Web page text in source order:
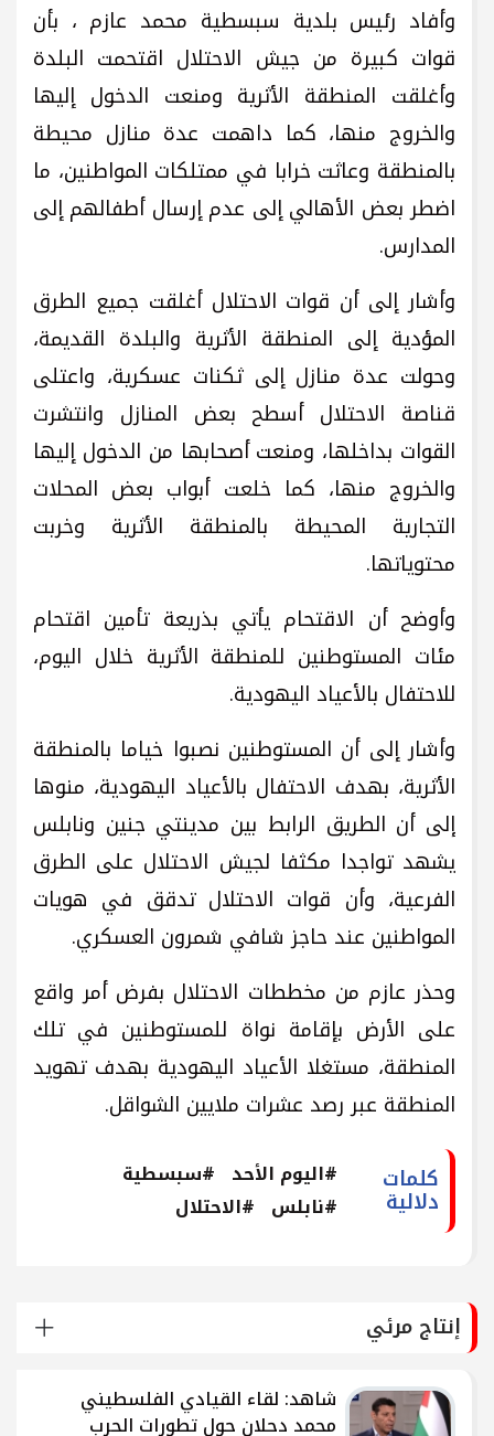
وأفاد رئيس بلدية سبسطية محمد عازم ، بأن
قوات كبيرة من جيش الاحتلال اقتحمت البلدة
وأغلقت المنطقة الأثرية ومنعت الدخول إليها
والخروج منها، كما داهمت عدة منازل محيطة
بالمنطقة وعاثت خرابا في ممتلكات المواطنين، ما
اضطر بعض الأهالي إلى عدم إرسال أطفالهم إلى
المدارس.
وأشار إلى أن قوات الاحتلال أغلقت جميع الطرق
المؤدية إلى المنطقة الأثرية والبلدة القديمة،
وحولت عدة منازل إلى ثكنات عسكرية، واعتلى
قناصة الاحتلال أسطح بعض المنازل وانتشرت
القوات بداخلها، ومنعت أصحابها من الدخول إليها
والخروج منها، كما خلعت أبواب بعض المحلات
التجارية المحيطة بالمنطقة الأثرية وخربت
محتوياتها.
وأوضح أن الاقتحام يأتي بذريعة تأمين اقتحام
مئات المستوطنين للمنطقة الأثرية خلال اليوم،
للاحتفال بالأعياد اليهودية.
وأشار إلى أن المستوطنين نصبوا خياما بالمنطقة
الأثرية، بهدف الاحتفال بالأعياد اليهودية، منوها
إلى أن الطريق الرابط بين مدينتي جنين ونابلس
يشهد تواجدا مكثفا لجيش الاحتلال على الطرق
الفرعية، وأن قوات الاحتلال تدقق في هويات
المواطنين عند حاجز شافي شمرون العسكري.
وحذر عازم من مخططات الاحتلال بفرض أمر واقع
على الأرض بإقامة نواة للمستوطنين في تلك
المنطقة، مستغلا الأعياد اليهودية بهدف تهويد
المنطقة عبر رصد عشرات ملايين الشواقل.
كلمات
دلالية
#اليوم الأحد #سبسطية
#نابلس #الاحتلال
إنتاج مرئي
شاهد: لقاء القيادي الفلسطيني
محمد دحلان حول تطورات الحرب